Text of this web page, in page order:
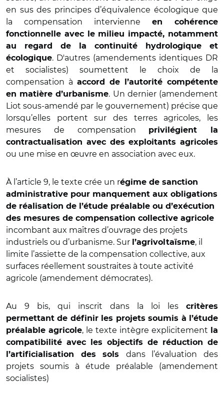
en sus des principes d’équivalence écologique que
la compensation intervienne en cohérence
fonctionnelle avec le milieu impacté, notamment
au regard de la continuité hydrologique et
écologique. D'autres (amendements identiques DR
et socialistes) soumettent le choix de la
compensation à accord de l’autorité compétente
en matière d’urbanisme. Un dernier (amendement
Liot sous-amendé par le gouvernement) précise que
lorsqu’elles portent sur des terres agricoles, les
mesures de compensation
privilégient la
contractualisation avec des exploitants agricoles
ou une mise en œuvre en association avec eux.
À l’article 9, le texte crée un régime de sanction
administrative pour manquement aux obligations
de réalisation de l’étude préalable ou d’exécution
des mesures de compensation collective agricole
incombant aux maîtres d’ouvrage des projets
industriels ou d’urbanisme. Sur l’agrivoltaïsme, il
limite l’assiette de la compensation collective, aux
surfaces réellement soustraites à toute activité
agricole (amendement démocrates).
Au 9 bis, qui inscrit dans la loi les critères
permettant de définir les projets soumis à l’étude
préalable agricole, le texte intègre explicitement
la
compatibilité avec les objectifs de réduction de
l’artificialisation des sols dans l’évaluation des
projets soumis à étude préalable (amendement
socialistes)